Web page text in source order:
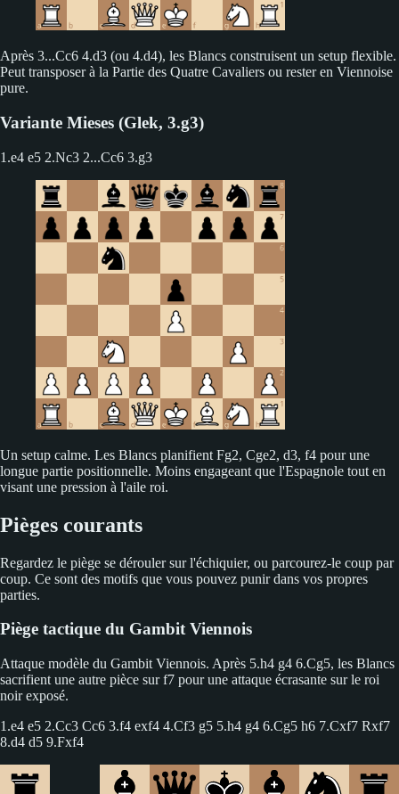
Après 3...Cc6 4.d3 (ou 4.d4), les Blancs construisent un setup flexible.
Peut transposer à la Partie des Quatre Cavaliers ou rester en Viennoise
pure.
Variante Mieses (Glek, 3.g3)
1.e4 e5 2.Nc3 2...Cc6 3.g3
Un setup calme. Les Blancs planifient Fg2, Cge2, d3, f4 pour une
longue partie positionnelle. Moins engageant que l'Espagnole tout en
visant une pression à l'aile roi.
Pièges courants
Regardez le piège se dérouler sur l'échiquier, ou parcourez-le coup par
coup. Ce sont des motifs que vous pouvez punir dans vos propres
parties.
Piège tactique du Gambit Viennois
Attaque modèle du Gambit Viennois. Après 5.h4 g4 6.Cg5, les Blancs
sacrifient une autre pièce sur f7 pour une attaque écrasante sur le roi
noir exposé.
1.e4 e5 2.Cc3 Cc6 3.f4 exf4 4.Cf3 g5 5.h4 g4 6.Cg5 h6 7.Cxf7 Rxf7
8.d4 d5 9.Fxf4